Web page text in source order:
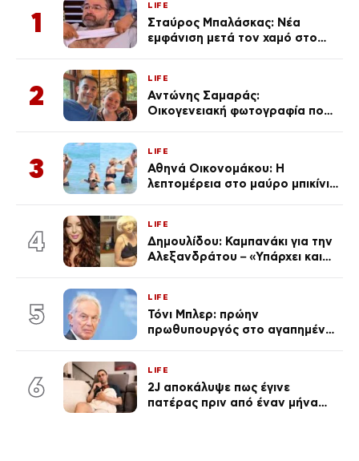
1
LIFE
Σταύρος Μπαλάσκας: Νέα
εμφάνιση μετά τον χαμό στο
2
LIFE
Αντώνης Σαμαράς:
Οικογενειακή φωτογραφία που
Λένας
3
LIFE
Αθηνά Οικονομάκου: Η
λεπτομέρεια στο μαύρο μπικίνι
(φωτογραφίες)
4
LIFE
Δημουλίδου: Καμπανάκι για την
Αλεξανδράτου – «Υπάρχει και
5
LIFE
Τόνι Μπλερ: πρώην
πρωθυπουργός στο αγαπημένο
6
LIFE
2J αποκάλυψε πως έγινε
πατέρας πριν από έναν μήνα